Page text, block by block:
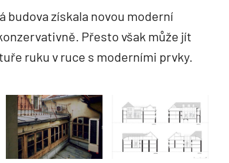
budova získala novou moderní
Přesto však může jít
ruku v ruce s moderními prvky.